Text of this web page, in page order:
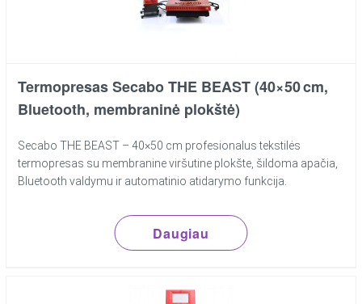
Termopresas Secabo THE BEAST (40×50 cm,
Bluetooth, membraninė plokštė)
Secabo THE BEAST – 40×50 cm profesionalus tekstilės
termopresas su membranine viršutine plokšte, šildoma apačia,
Bluetooth valdymu ir automatinio atidarymo funkcija.
Daugiau